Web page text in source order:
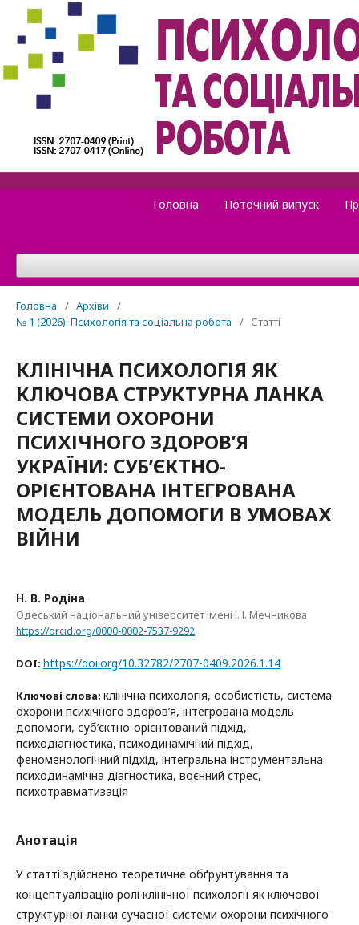
Головна Поточний випуск
Головна / Архіви
/
№ 1 (2026): Психологія та соціальна робота
/ Статті
КЛІНІЧНА ПСИХОЛОГІЯ ЯК
КЛЮЧОВА СТРУКТУРНА ЛАНКА
СИСТЕМИ ОХОРОНИ
ПСИХІЧНОГО ЗДОРОВ’Я
УКРАЇНИ: СУБ’ЄКТНО-
ОРІЄНТОВАНА ІНТЕГРОВАНА
МОДЕЛЬ ДОПОМОГИ В УМОВАХ
ВІЙНИ
Н. В. Родіна
Одеський національний університет імені І. І. Мечникова
https://orcid.org/0000-0002-7537-9292
DOI: https://doi.org/10.32782/2707-0409.2026.1.14
Ключові слова: клінічна психологія, особистість, система
охорони психічного здоров’я, інтегрована модель
допомоги, суб’єктно-орієнтований підхід,
психодіагностика, психодинамічний підхід,
феноменологічний підхід, інтегральна інструментальна
психодинамічна діагностика, воєнний стрес,
психотравматизація
Анотація
У статті здійснено теоретичне обґрунтування та
концептуалізацію ролі клінічної психології як ключової
структурної ланки сучасної системи охорони психічного